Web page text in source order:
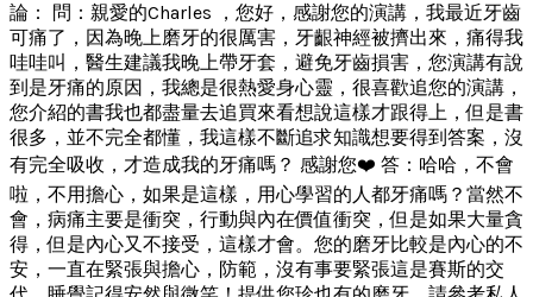
論： 問：親愛的Charles ，您好，感謝您的演講，我最近牙齒
可痛了，因為晚上磨牙的很厲害，牙齦神經被擠出來，痛得我
哇哇叫，醫生建議我晚上帶牙套，避免牙齒損害，您演講有說
到是牙痛的原因，我總是很熱愛身心靈，很喜歡追您的演講，
您介紹的書我也都盡量去追買來看想說這樣才跟得上，但是書
很多，並不完全都懂，我這樣不斷追求知識想要得到答案，沒
有完全吸收，才造成我的牙痛嗎？ 感謝您❤️ 答：哈哈，不會
啦，不用擔心，如果是這樣，用心學習的人都牙痛嗎？當然不
會，病痛主要是衝突，行動與內在價值衝突，但是如果大量貪
得，但是內心又不接受，這樣才會。您的磨牙比較是內心的不
安，一直在緊張與擔心，防範，沒有事要緊張這是賽斯的交